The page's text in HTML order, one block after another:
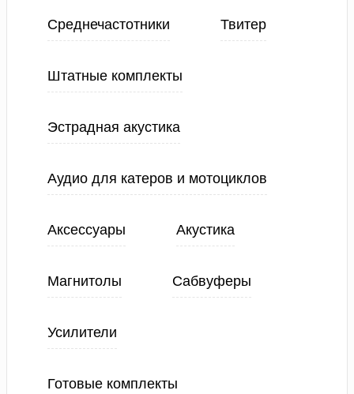
Среднечастотники Твитер
Штатные комплекты
Эстрадная акустика
Аудио для катеров и мотоциклов
Аксессуары Акустика
Магнитолы Сабвуферы
Усилители
Готовые комплекты